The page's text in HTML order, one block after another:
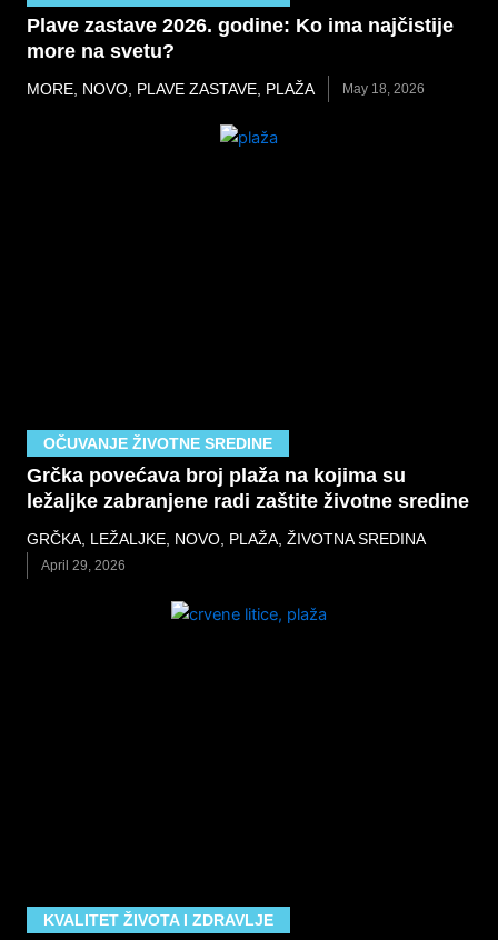
Plave zastave 2026. godine: Ko ima najčistije
more na svetu?
MORE NOVO PLAVE ZASTAVE PLAŽA May 18, 2026
OČUVANJE ŽIVOTNE SREDINE
Grčka povećava broj plaža na kojima su
ležaljke zabranjene radi zaštite životne sredine
GRČKA LEŽALJKE NOVO PLAŽA ŽIVOTNA SREDINA
April 29, 2026
KVALITET ŽIVOTA I ZDRAVLJE